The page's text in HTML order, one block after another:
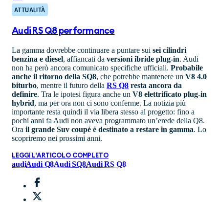
ATTUALITÀ
Audi RS Q8 performance
La gamma dovrebbe continuare a puntare sui sei cilindri
benzina e diesel, affiancati da versioni ibride plug-in. Audi
non ha però ancora comunicato specifiche ufficiali. Probabile
anche il ritorno della SQ8, che potrebbe mantenere un V8 4.0
biturbo, mentre il futuro della RS Q8 resta ancora da
definire. Tra le ipotesi figura anche un V8 elettrificato plug-in
hybrid, ma per ora non ci sono conferme. La notizia più
importante resta quindi il via libera stesso al progetto: fino a
pochi anni fa Audi non aveva programmato un’erede della Q8.
Ora il grande Suv coupé è destinato a restare in gamma. Lo
scopriremo nei prossimi anni.
LEGGI L'ARTICOLO COMPLETO
audiAudi Q8Audi SQ8Audi RS Q8